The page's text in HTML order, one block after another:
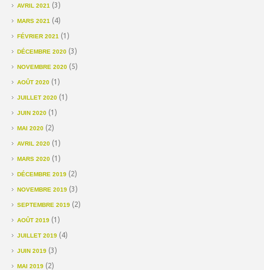
AVRIL 2021 (3)
MARS 2021 (4)
FÉVRIER 2021 (1)
DÉCEMBRE 2020 (3)
NOVEMBRE 2020 (5)
AOÛT 2020 (1)
JUILLET 2020 (1)
JUIN 2020 (1)
MAI 2020 (2)
AVRIL 2020 (1)
MARS 2020 (1)
DÉCEMBRE 2019 (2)
NOVEMBRE 2019 (3)
SEPTEMBRE 2019 (2)
AOÛT 2019 (1)
JUILLET 2019 (4)
JUIN 2019 (3)
MAI 2019 (2)